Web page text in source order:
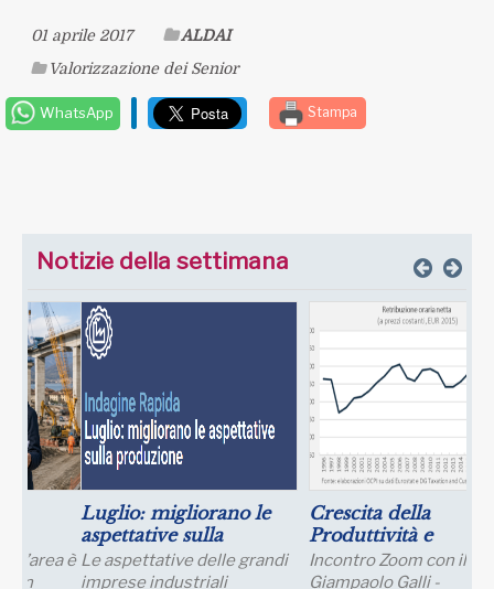
01 aprile 2017
ALDAI
Valorizzazione dei Senior
WhatsApp Stampa
Notizie della settimana
Luglio: migliorano le
aspettative sulla
produzione
Le aspettative delle grandi
imprese industriali
Crescita della
Produttività e
Prospettive Salariali
Incontro Zoom con il Prof.
Giampaolo Galli -